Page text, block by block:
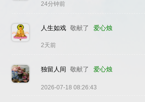
24分钟前
人生如戏 敬献了 爱心烛
2天前
独留人间 敬献了 爱心烛
2026-07-18 08:26:43